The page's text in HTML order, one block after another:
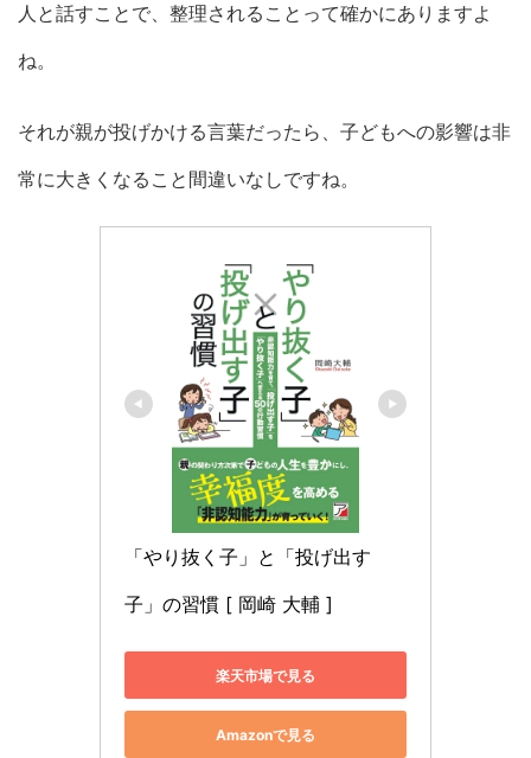
人と話すことで、整理されることって確かにありますよ
ね。
それが親が投げかける言葉だったら、子どもへの影響は非
常に大きくなること間違いなしですね。
「やり抜く子」と「投げ出す
子」の習慣 [ 岡崎 大輔 ]
楽天市場で見る
Amazonで見る